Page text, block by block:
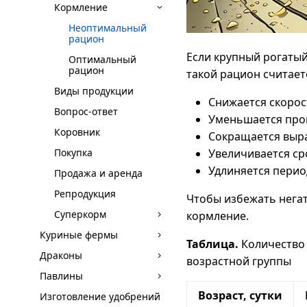
Кормление
Неоптимальный
рацион
Оптимальный
рацион
Виды продукции
Вопрос-ответ
Коровник
Покупка
Продажа и аренда
Репродукция
Суперкорм
Куриные фермы
Драконы
Павлины
Изготовление удобрений
Если крупный
такой рацион
Снижается
Уменьшается
Сокращается
Увеличивается
Удлиняется
Чтобы избежать
кормление.
Таблица.
возрастной группы
Возраст, сутки